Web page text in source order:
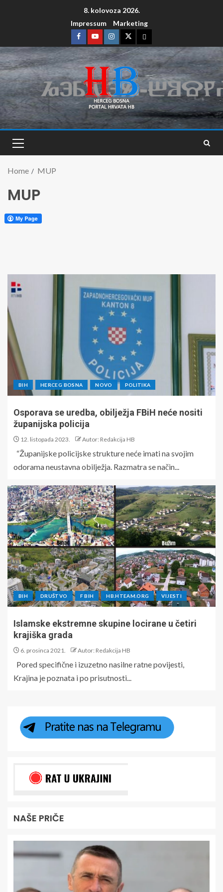
8. kolovoza 2026.
Impressum
Marketing
Home MUP
MUP
BIH HERCEG BOSNA NOVO POLITIKA
Osporava se uredba, obilježja FBiH neće nositi
županijska policija
12. listopada 2023. Autor: Redakcija HB
“Županijske policijske strukture neće imati na svojim
odorama neustavna obilježja. Razmatra se način...
BIH DRUŠTVO F BIH HB.HTEAM.ORG VIJESTI
Islamske ekstremne skupine locirane u četiri
krajiška grada
6. prosinca 2021. Autor: Redakcija HB
Pored specifične i izuzetno nasilne ratne povijesti,
Krajina je poznata i po prisutnosti...
NAŠE PRIČE